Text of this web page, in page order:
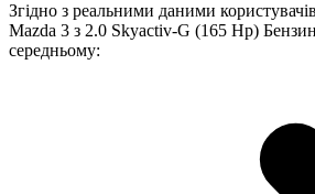
Згідно з реальними даними
Mazda 3 з 2.0 Skyactiv-G (165 Hp)
середньому: